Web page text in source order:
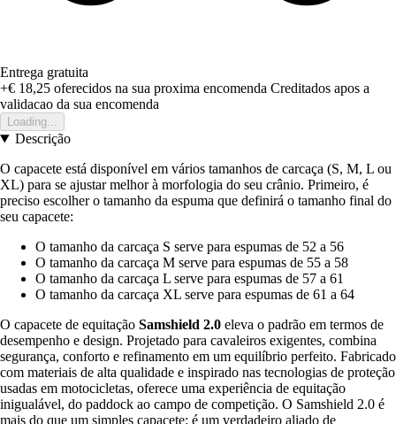
Entrega gratuita
+€ 18,25 oferecidos na sua proxima encomenda Creditados apos a
validacao da sua encomenda
Loading...
Descrição
O capacete está disponível em vários tamanhos de carcaça (S, M, L ou
XL) para se ajustar melhor à morfologia do seu crânio. Primeiro, é
preciso escolher o tamanho da espuma que definirá o tamanho final do
seu capacete:
O tamanho da carcaça S serve para espumas de 52 a 56
O tamanho da carcaça M serve para espumas de 55 a 58
O tamanho da carcaça L serve para espumas de 57 a 61
O tamanho da carcaça XL serve para espumas de 61 a 64
O capacete de equitação Samshield 2.0 eleva o padrão em termos de
desempenho e design. Projetado para cavaleiros exigentes, combina
segurança, conforto e refinamento em um equilíbrio perfeito. Fabricado
com materiais de alta qualidade e inspirado nas tecnologias de proteção
usadas em motocicletas, oferece uma experiência de equitação
inigualável, do paddock ao campo de competição. O Samshield 2.0 é
mais do que um simples capacete: é um verdadeiro aliado de